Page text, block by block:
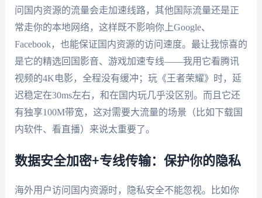
问国内资源的流量会走加速线路，其他国际流量还是正
常走你的本地网络，这样既不影响你上Google、
Facebook，也能保证国内资源的访问速度。最让我惊喜的
是它的精选回国影音、游戏加速专线——我用它看腾讯
视频的4K电影，全程没有缓冲；玩《王者荣耀》时，延
迟稳定在30ms左右，和在国内玩几乎没区别。而且它还
有独享100M带宽，这对需要大流量的场景（比如下载国
内软件、看直播）来说太重要了。
数据安全加密+专线传输：保护你的隐私
海外用户访问国内资源时，隐私安全不能忽视。比如你